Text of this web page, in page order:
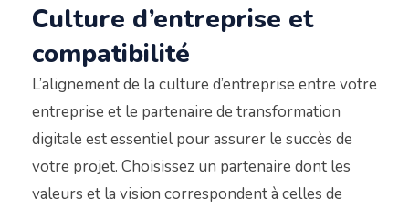
Culture d’entreprise et
compatibilité
L’alignement de la culture d’entreprise entre votre
entreprise et le partenaire de transformation
digitale est essentiel pour assurer le succès de
votre projet. Choisissez un partenaire dont les
valeurs et la vision correspondent à celles de